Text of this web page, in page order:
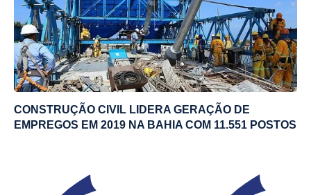
CONSTRUÇÃO CIVIL LIDERA GERAÇÃO DE
EMPREGOS EM 2019 NA BAHIA COM 11.551 POSTOS